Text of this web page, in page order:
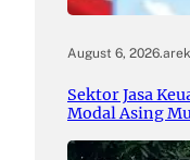
August 6, 2026.
Sektor Jasa
Modal Asing